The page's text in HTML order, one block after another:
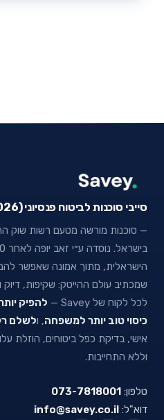
סייבי סוכנות לביטוח פנסיוני (2026) בע״מ
— סוכנות מורשה מטעם רשות שוק
הישראלית, מתוך אמונה שאפשר
שמכתיב עולם ההייטק: שקיפות,
לכל לקוח של Savey —
להפיק
כיסוי טוב יותר למשפחה, ולשלם
אישי, בדיקת כפל ביטוחים, הוזלת
וללא התחייבות.
טלפון: 073-7818001
דוא"ל: info@savey.co.il